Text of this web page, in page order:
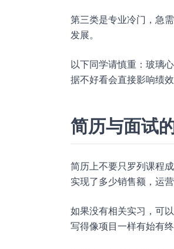
第三类是专业冷门，急
发展。
以下同学请慎重：玻璃
据不好看会直接影响绩效
简历与面试
简历上不要只罗列课程
实现了多少销售额，运
如果没有相关实习，可
写得像项目一样有始有终